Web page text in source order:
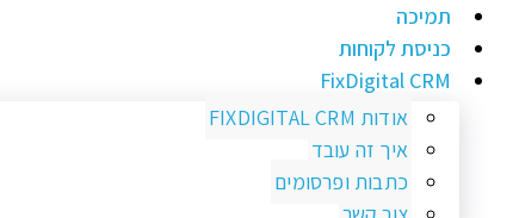
תמיכה
כניסת לקוחות
FixDigital CRM
אודות FIXDIGITAL CRM
איך זה עובד
כתבות ופרסומים